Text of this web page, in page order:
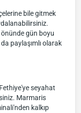
bile gitmek
önünde gün boyu
paylaşımlı olarak
seyahat
Marmaris
kalkıp